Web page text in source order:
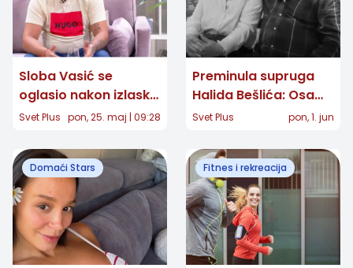
Sloba Vasić se
oglasio nakon izlaska
iz bolnice "Laza
sve
Svet Plus pon, 25. maj | 09:28
Preminula supruga
Halida Bešlića: Osam
mesci nakon smrti
sa teškom bolesti
Svet Plus pon, 1. jun
Domaći Stars Fitnes i rekreacija